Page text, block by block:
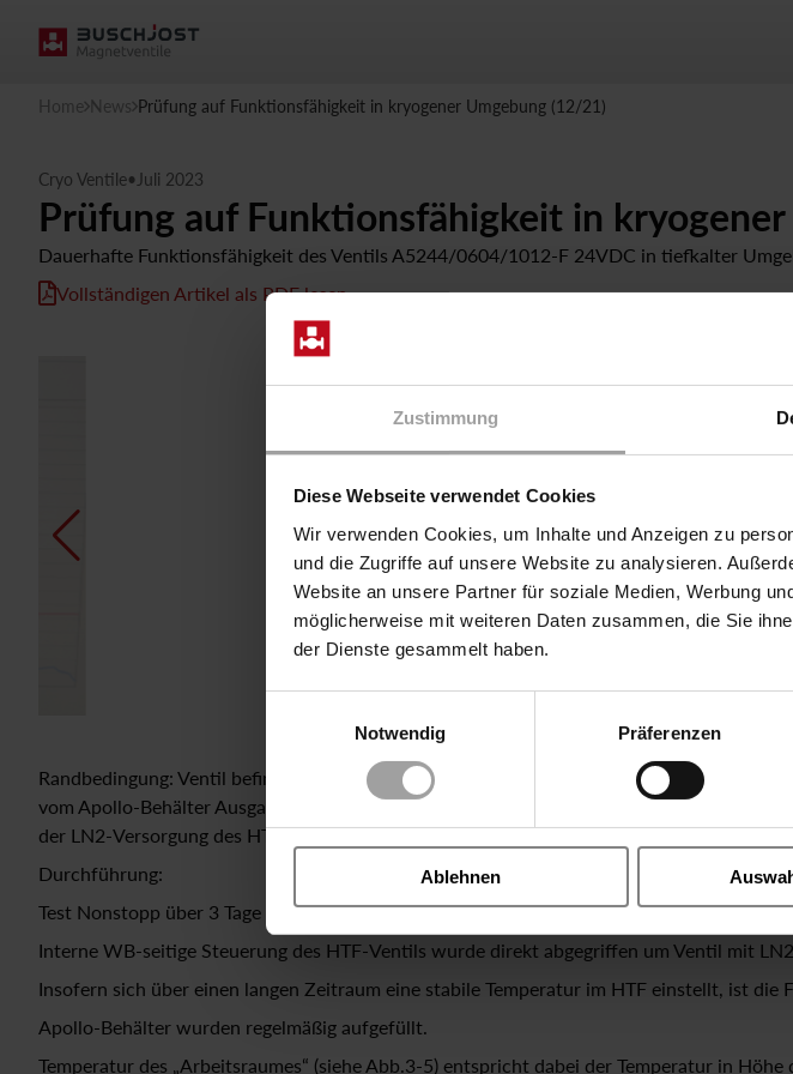
Zustimmung
Diese Webseite verwendet Cookies
Wir verwenden Cookies, um Inhalte und Anzeigen zu
und die Zugriffe auf unsere Website zu analysieren.
Website an unsere Partner für soziale Medien, Werbung
möglicherweise mit weiteren Daten zusammen, die Sie
der Dienste gesammelt haben.
Notwendig
Präferenzen
Ablehnen
Home News Prüfung auf Funktionsfähigkeit in kryogener Umgebung (12/21)
Cryo Ventile• Juli 2023
Prüfung auf Funktionsfähigkeit in
Dauerhafte Funktionsfähigkeit des Ventils A5244/0604/1012-F 24VDC in tiefkalter
Vollständigen Artikel als PDF lesen
Randbedingung: Ventil befindet sich innerhalb des Arbeitsraumes T ~ -150°C (siehe
vom Apollo-Behälter Ausgangsseitig führt ein Schlauch in den HTF Direkte Nutzung des
der LN2-Versorgung des HTF
Durchführung:
Test Nonstopp über 3 Tage (01.12.-03.12.2021).
Interne WB-seitige Steuerung des HTF-Ventils wurde direkt abgegriffen um Ventil mit
Insofern sich über einen langen Zeitraum eine stabile Temperatur im HTF einstellt, ist
Apollo-Behälter wurden regelmäßig aufgefüllt.
Temperatur des „Arbeitsraumes“ (siehe Abb.3-5) entspricht dabei der Temperatur in